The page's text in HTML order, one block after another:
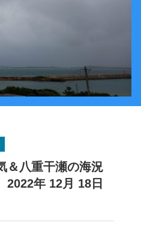
＆八重干瀬の海況
年 12月 18日